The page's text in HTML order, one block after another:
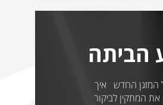
הביתה
החדש איך
המתקין לביקור